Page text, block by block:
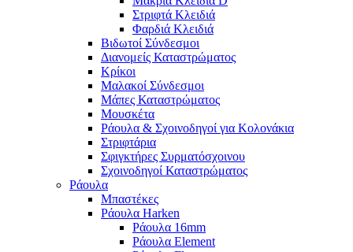
Στριφτά Κλειδιά
Φαρδιά Κλειδιά
Βιδωτοί Σύνδεσμοι
Διανομείς Καταστρώματος
Κρίκοι
Μαλακοί Σύνδεσμοι
Μάπες Καταστρώματος
Μουσκέτα
Ράουλα & Σχοινοδηγοί για Κολονάκια
Στριφτάρια
Σφιγκτήρες Συρματόσχοινου
Σχοινοδηγοί Καταστρώματος
Ράουλα
Μπαστέκες
Ράουλα Harken
Ράουλα 16mm
Ράουλα Element